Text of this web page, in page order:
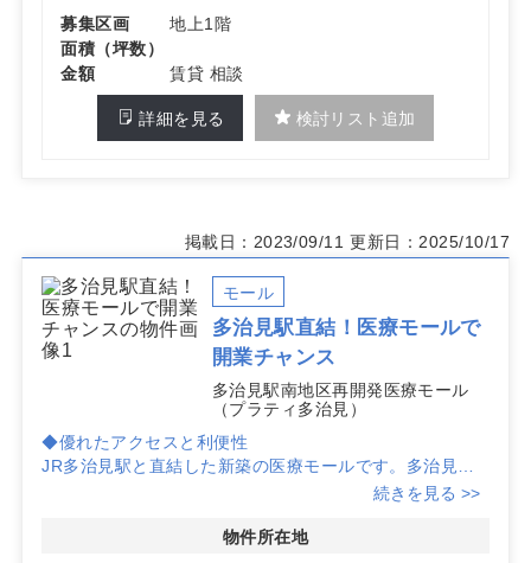
募集区画
地上1階
面積（坪数）
金額
賃貸 相談
詳細を見る 検討リスト追加
掲載日：2023/09/11 更新日：2025/10/17
モール
多治見駅直結！医療モールで
開業チャンス
多治見駅南地区再開発医療モール
（プラティ多治見）
◆優れたアクセスと利便性
JR多治見駅と直結した新築の医療モールです。多治見駅
は1日約1万3千人が利用し、アクセスの良さが際立ってい
続きを見る >>
物件所在地